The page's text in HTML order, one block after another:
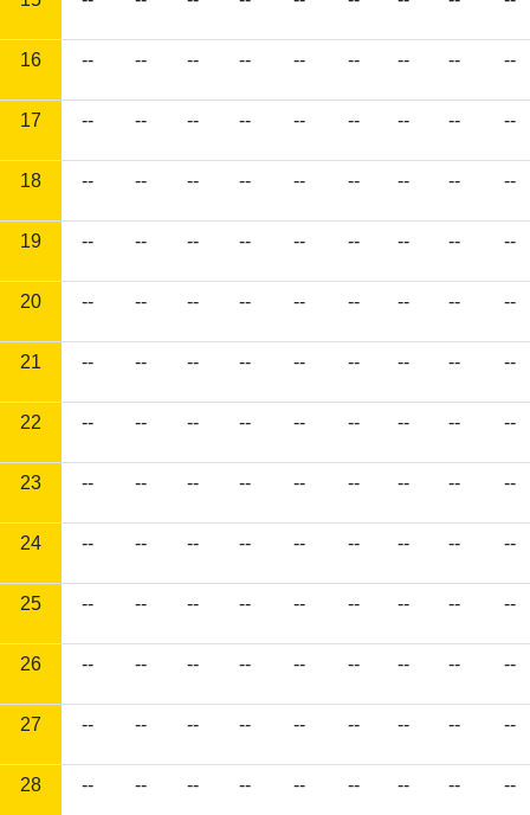
16 -- -- -- -- -- -- -- -- --
17 -- -- -- -- -- -- -- -- --
18 -- -- -- -- -- -- -- -- --
19 -- -- -- -- -- -- -- -- --
20 -- -- -- -- -- -- -- -- --
21 -- -- -- -- -- -- -- -- --
22 -- -- -- -- -- -- -- -- --
23 -- -- -- -- -- -- -- -- --
24 -- -- -- -- -- -- -- -- --
25 -- -- -- -- -- -- -- -- --
26 -- -- -- -- -- -- -- -- --
27 -- -- -- -- -- -- -- -- --
28 -- -- -- -- -- -- -- -- --